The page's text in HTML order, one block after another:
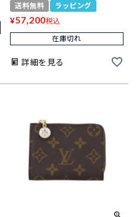
送料無料 ラッピング
¥57,200税込
在庫切れ
詳細を見る